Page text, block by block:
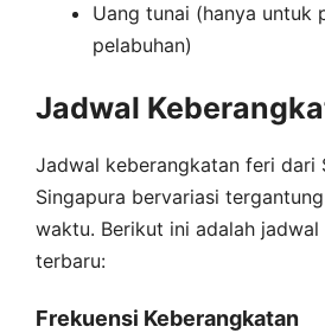
Uang tunai (hanya untuk
pelabuhan)
Jadwal
Jadwal keberangkatan feri dari
Singapura bervariasi
waktu. Berikut ini adalah
terbaru:
Frekuensi Keberangkatan